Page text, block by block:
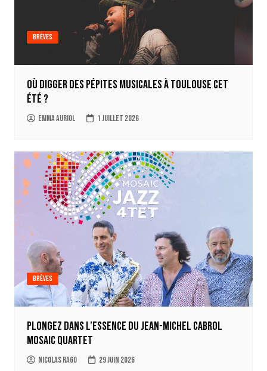
Brèves
Où digger des pépites musicales à Toulouse cet
été ?
Emma Auriol 1 juillet 2026
Brèves
Plongez dans l’essence du Jean-Michel Cabrol
Mosaic Quartet
Nicolas Rago 29 juin 2026